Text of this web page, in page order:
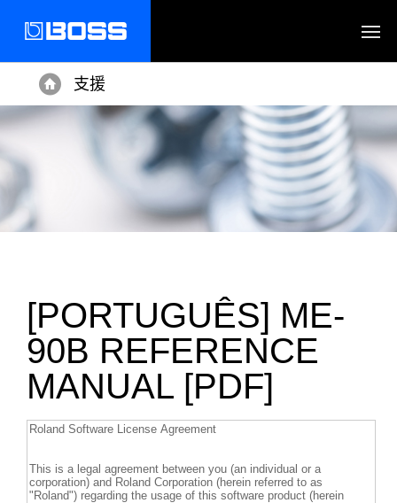
Home
支援
[PORTUGUÊS] ME-
90B REFERENCE
MANUAL [PDF]